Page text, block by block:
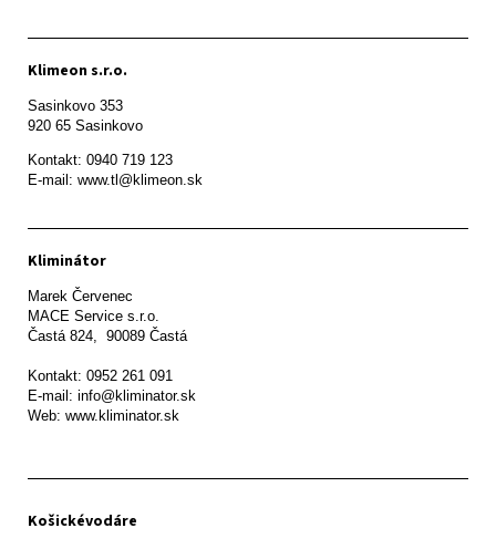
Klimeon s.r.o.
Sasinkovo 353
920 65 Sasinkovo
Kontakt: 0940 719 123
E-mail: www.tl@klimeon.sk
Kliminátor
Marek Červenec
MACE Service s.r.o.
Častá 824,  90089 Častá
Kontakt: 0952 261 091
E-mail: info@kliminator.sk
Web: www.kliminator.sk
Košickévodáre